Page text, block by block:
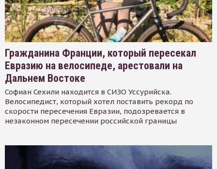
Гражданина Франции, который пересекал
Евразию на велосипеде, арестовали на
Дальнем Востоке
Софиан Сехили находится в СИЗО Уссурийска.
Велосипедист, который хотел поставить рекорд по
скорости пересечения Евразии, подозревается в
незаконном пересечении российской границы